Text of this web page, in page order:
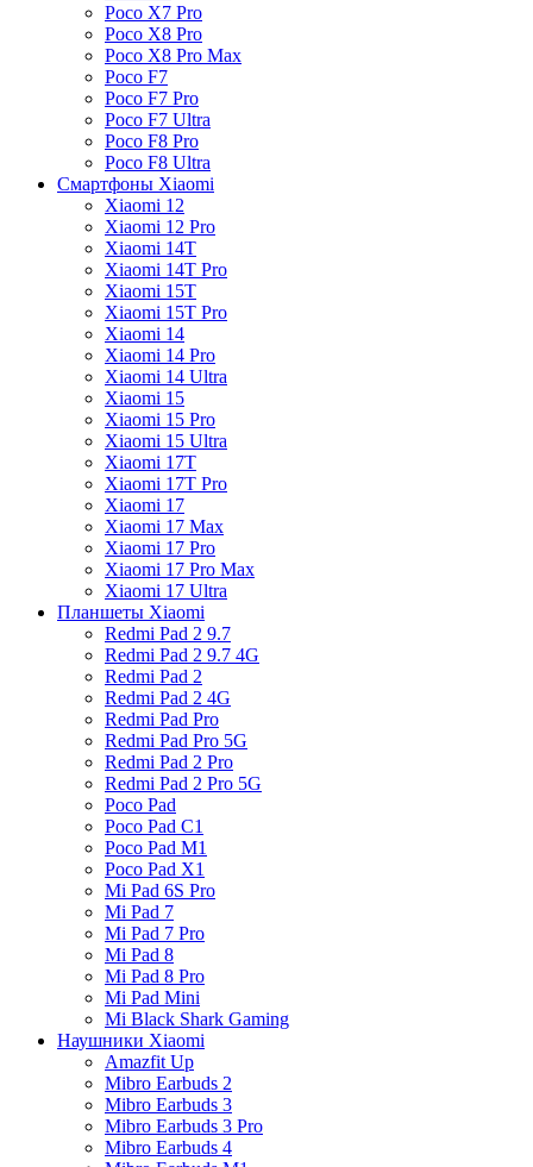
Poco X7 Pro
Poco X8 Pro
Poco X8 Pro Max
Poco F7
Poco F7 Pro
Poco F7 Ultra
Poco F8 Pro
Poco F8 Ultra
Смартфоны Xiaomi
Xiaomi 12
Xiaomi 12 Pro
Xiaomi 14T
Xiaomi 14T Pro
Xiaomi 15T
Xiaomi 15T Pro
Xiaomi 14
Xiaomi 14 Pro
Xiaomi 14 Ultra
Xiaomi 15
Xiaomi 15 Pro
Xiaomi 15 Ultra
Xiaomi 17T
Xiaomi 17T Pro
Xiaomi 17
Xiaomi 17 Max
Xiaomi 17 Pro
Xiaomi 17 Pro Max
Xiaomi 17 Ultra
Планшеты Xiaomi
Redmi Pad 2 9.7
Redmi Pad 2 9.7 4G
Redmi Pad 2
Redmi Pad 2 4G
Redmi Pad Pro
Redmi Pad Pro 5G
Redmi Pad 2 Pro
Redmi Pad 2 Pro 5G
Poco Pad
Poco Pad C1
Poco Pad M1
Poco Pad X1
Mi Pad 6S Pro
Mi Pad 7
Mi Pad 7 Pro
Mi Pad 8
Mi Pad 8 Pro
Mi Pad Mini
Mi Black Shark Gaming
Наушники Xiaomi
Amazfit Up
Mibro Earbuds 2
Mibro Earbuds 3
Mibro Earbuds 3 Pro
Mibro Earbuds 4